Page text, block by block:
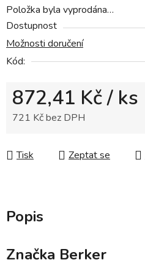
Položka byla vyprodána…
Dostupnost
Možnosti doručení
Kód:
872,41 Kč/ ks
721 Kč bez DPH
Tisk
Zeptat se
Popis
Značka Berker